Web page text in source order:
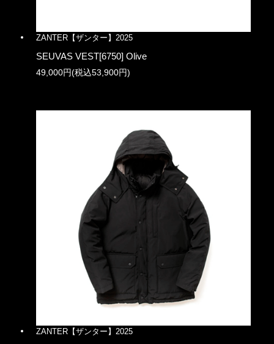
ZANTER【ザンター】2025
SEUVAS VEST[6750] Olive
49,000円(税込53,900円)
ZANTER【ザンター】2025